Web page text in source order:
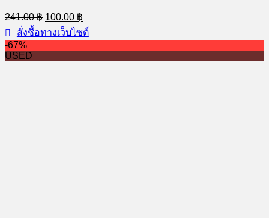
241.00฿ Original
price
was:
241.00 ฿.
100.00 ฿
price
is:
100.00 ฿.
สั่งซื้อทางเว็บไซต์
-67%
USED